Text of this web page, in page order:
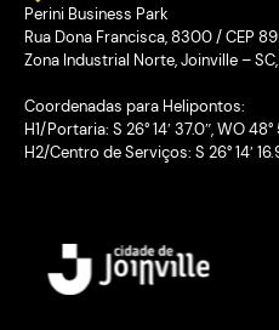
Perini Business Park
Rua Dona Francisca, 8300 / CEP
Zona Industrial Norte, Joinville –
Coordenadas para Helipontos:
H1/Portaria: S 26° 14′ 37.0″, WO 48°
H2/Centro de Serviços: S 26° 14′